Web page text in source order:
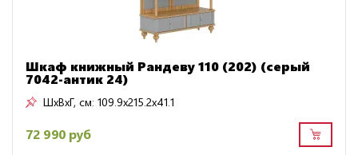
Шкаф книжный Рандеву 110 (202) (серый
7042-антик 24)
ШxВxГ, см: 109.9x215.2x41.1
72 990 руб